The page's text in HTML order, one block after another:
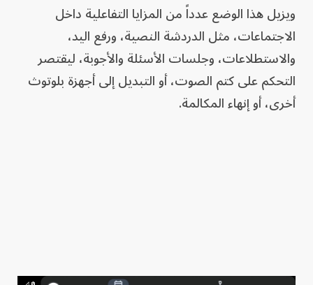
ويزيل هذا الوضع عدداً من المزايا التفاعلية داخل
الاجتماعات، مثل الدردشة النصية، ورفع اليد،
والاستطلاعات، وجلسات الأسئلة والأجوبة، ليقتصر
التحكم على كتم الصوت، أو التبديل إلى أجهزة بلوتوث
أخرى، أو إنهاء المكالمة.